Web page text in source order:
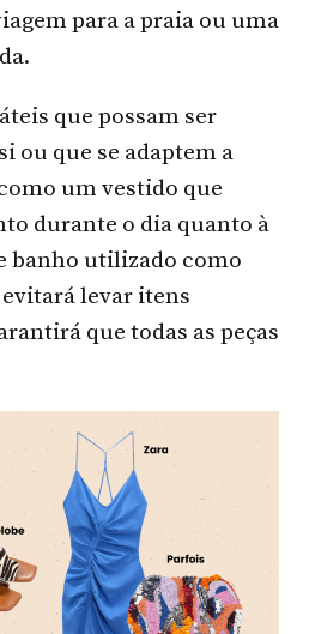
para a praia ou uma
que possam ser
ou que se adaptem a
um vestido que
durante o dia quanto à
banho utilizado como
levar itens
que todas as peças